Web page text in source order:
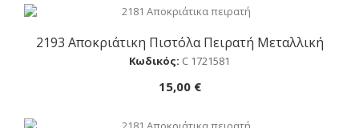
Αγορά
2193 Αποκριάτικη Πιστόλα Πειρατή Μεταλλική
Κωδικός: C 1721581
15,00 €